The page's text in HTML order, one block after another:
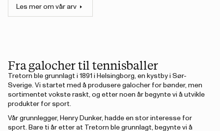
Les mer om vår arv
Fra galocher til tennisballer
Tretorn ble grunnlagt i 1891 i Helsingborg, en kystby i Sør-
Sverige. Vi startet med å produsere galocher for bønder, men
sortimentet vokste raskt, og etter noen år begynte vi å utvikle
produkter for sport.
Vår grunnlegger, Henry Dunker, hadde en stor interesse for
sport. Bare ti år etter at Tretorn ble grunnlagt, begynte vi å